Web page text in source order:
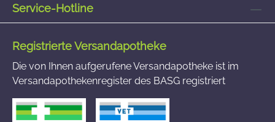
Service-Hotline
Registrierte Versandapotheke
Die von Ihnen aufgerufene Versandapotheke ist im
Versandapothekenregister des BASG registriert